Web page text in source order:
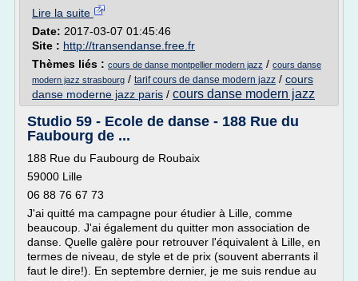
Lire la suite
Date: 2017-03-07 01:45:46
Site : http://transendanse.free.fr
Thèmes liés : cours de danse montpellier modern jazz / cours danse
modern jazz strasbourg / tarif cours de danse modern jazz / cours
danse moderne jazz paris / cours danse modern jazz
Studio 59 - Ecole de danse - 188 Rue du
Faubourg de ...
188 Rue du Faubourg de Roubaix
59000 Lille
06 88 76 67 73
J'ai quitté ma campagne pour étudier à Lille, comme
beaucoup. J'ai également du quitter mon association de
danse. Quelle galère pour retrouver l'équivalent à Lille, en
termes de niveau, de style et de prix (souvent aberrants il
faut le dire!). En septembre dernier, je me suis rendue au